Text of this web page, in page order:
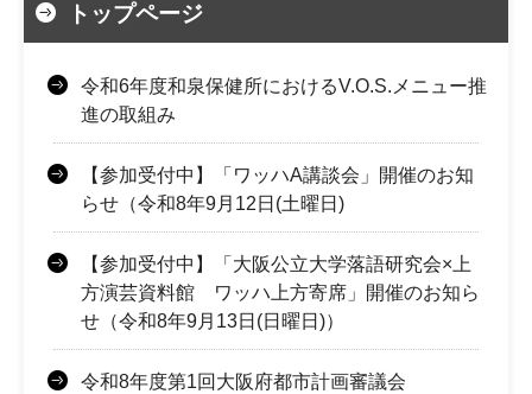
トップページ
令和6年度和泉保健所におけるV.O.S.メニュー推
進の取組み
【参加受付中】「ワッハA講談会」開催のお知
らせ（令和8年9月12日(土曜日)
【参加受付中】「大阪公立大学落語研究会×上
方演芸資料館 ワッハ上方寄席」開催のお知ら
せ（令和8年9月13日(日曜日)）
令和8年度第1回大阪府都市計画審議会